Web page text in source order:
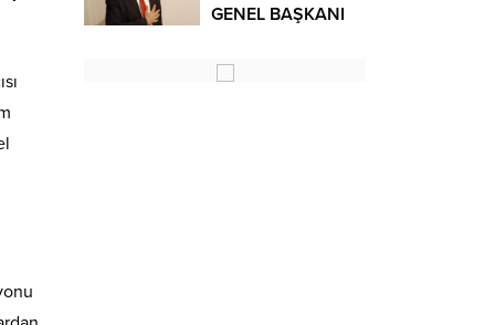
GENEL BAŞKANI
GÜMÜŞ’DEN 29
EKİM